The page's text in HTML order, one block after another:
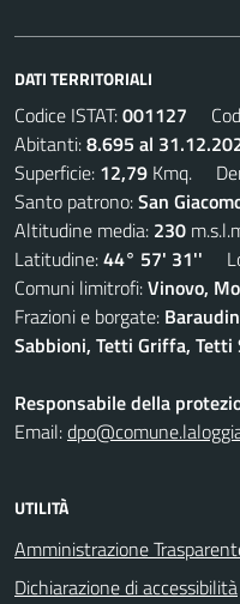
DATI TERRITORIALI
Codice ISTAT:001127
Abitanti:8.695 al
Superficie: 12,79 Kmq.
Santo patrono:San
Altitudine media: 230
Latitudine:44° 57' 31''
Comuni limitrofi:Vinovo,
Frazioni e borgate:
Sabbioni, Tetti Griffa, Tetti
Responsabile della
Email:
UTILITÀ
Amministrazione
Dichiarazione di accessibilità